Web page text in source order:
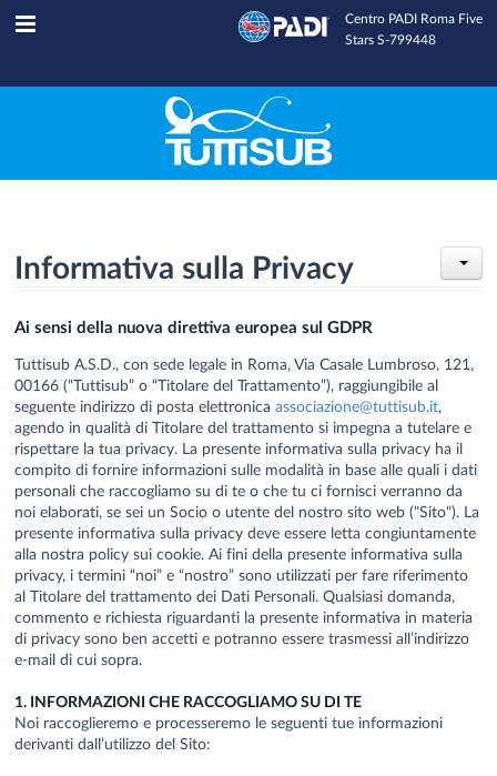
Centro PADI Roma Five
Stars S-799448
Tuttisub INFOLINE
Informativa sulla Privacy
Ai sensi della nuova direttiva europea sul GDPR
Tuttisub A.S.D., con sede legale in Roma, Via Casale Lumbroso, 121,
00166 (“Tuttisub” o “Titolare del Trattamento”), raggiungibile al
seguente indirizzo di posta elettronicaassociazione@tuttisub.it,
agendo in qualità di Titolare del trattamento si impegna a tutelare e
rispettare la tua privacy. La presente informativa sulla privacy ha il
compito di fornire informazioni sulle modalità in base alle quali i dati
personali che raccogliamo su di te o che tu ci fornisci verranno da
noi elaborati, se sei un Socio o utente del nostro sito web ("Sito"). La
presente informativa sulla privacy deve essere letta congiuntamente
alla nostra policy sui cookie. Ai fini della presente informativa sulla
privacy, i termini “noi” e “nostro” sono utilizzati per fare riferimento
al Titolare del trattamento dei Dati Personali. Qualsiasi domanda,
commento e richiesta riguardanti la presente informativa in materia
di privacy sono ben accetti e potranno essere trasmessi all’indirizzo
e-mail di cui sopra.
1. INFORMAZIONI CHE RACCOGLIAMO SU DI TE
Noi raccoglieremo e processeremo le seguenti tue informazioni
derivanti dall’utilizzo del Sito: